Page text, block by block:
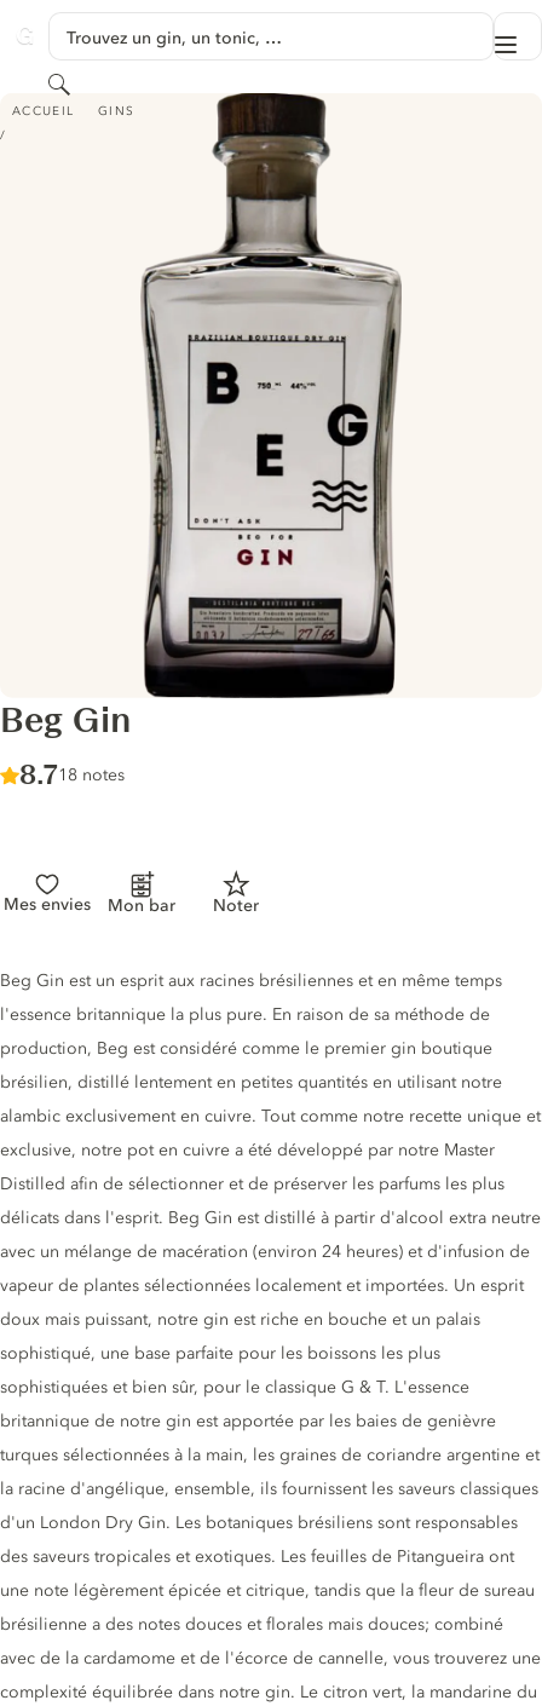
GINVENTORY
Trouvez un gin, un tonic, …
Rechercher
ACCUEIL GINS
BEG GIN
Beg Gin
Score :
8.7/ 10
18 notes
Mes envies Mon bar Noter
Description du gin
Beg Gin est un esprit aux racines brésiliennes et en même temps
l'essence britannique la plus pure. En raison de sa méthode de
production, Beg est considéré comme le premier gin boutique
brésilien, distillé lentement en petites quantités en utilisant notre
alambic exclusivement en cuivre. Tout comme notre recette unique et
exclusive, notre pot en cuivre a été développé par notre Master
Distilled afin de sélectionner et de préserver les parfums les plus
délicats dans l'esprit. Beg Gin est distillé à partir d'alcool extra neutre
avec un mélange de macération (environ 24 heures) et d'infusion de
vapeur de plantes sélectionnées localement et importées. Un esprit
doux mais puissant, notre gin est riche en bouche et un palais
sophistiqué, une base parfaite pour les boissons les plus
sophistiquées et bien sûr, pour le classique G & T. L'essence
britannique de notre gin est apportée par les baies de genièvre
turques sélectionnées à la main, les graines de coriandre argentine et
la racine d'angélique, ensemble, ils fournissent les saveurs classiques
d'un London Dry Gin. Les botaniques brésiliens sont responsables
des saveurs tropicales et exotiques. Les feuilles de Pitangueira ont
une note légèrement épicée et citrique, tandis que la fleur de sureau
brésilienne a des notes douces et florales mais douces; combiné
avec de la cardamome et de l'écorce de cannelle, vous trouverez une
complexité équilibrée dans notre gin. Le citron vert, la mandarine du